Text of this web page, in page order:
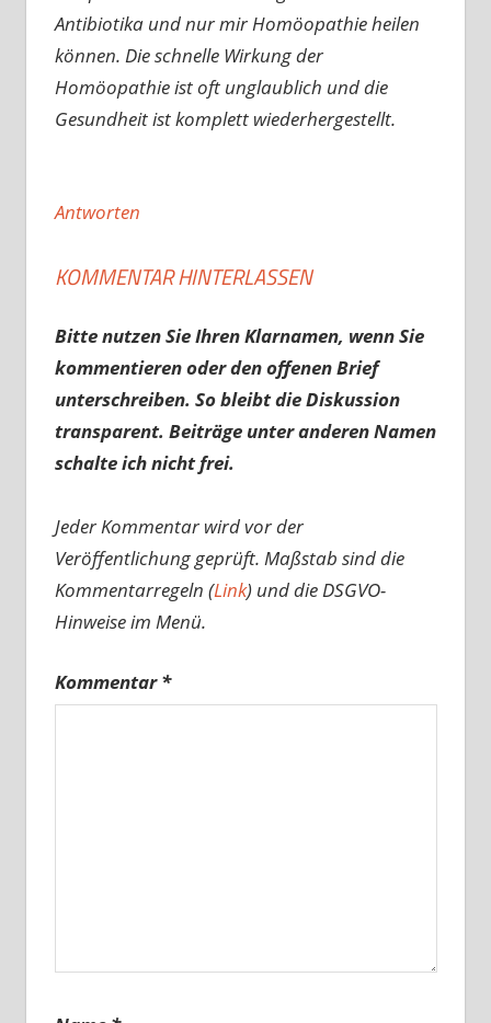
Antibiotika und nur mir Homöopathie heilen
können. Die schnelle Wirkung der
Homöopathie ist oft unglaublich und die
Gesundheit ist komplett wiederhergestellt.
Antworten
KOMMENTAR HINTERLASSEN
Bitte nutzen Sie Ihren Klarnamen, wenn Sie
kommentieren oder den offenen Brief
unterschreiben. So bleibt die Diskussion
transparent. Beiträge unter anderen Namen
schalte ich nicht frei.
Jeder Kommentar wird vor der
Veröffentlichung geprüft. Maßstab sind die
Kommentarregeln (Link) und die DSGVO-
Hinweise im Menü.
Kommentar*